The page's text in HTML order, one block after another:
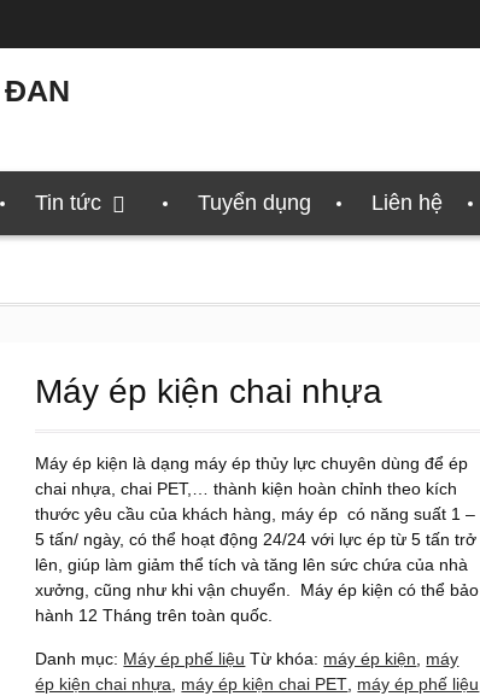
ĐAN
Tin tức Tuyển dụng Liên hệ
Máy ép kiện chai nhựa
Máy ép kiện là dạng máy ép thủy lực chuyên dùng để ép
chai nhựa, chai PET,… thành kiện hoàn chỉnh theo kích
thước yêu cầu của khách hàng, máy ép có năng suất 1 –
5 tấn/ ngày, có thể hoạt động 24/24 với lực ép từ 5 tấn trở
lên, giúp làm giảm thể tích và tăng lên sức chứa của nhà
xưởng, cũng như khi vận chuyển. Máy ép kiện có thể bảo
hành 12 Tháng trên toàn quốc.
Danh mục: Máy ép phế liệu Từ khóa: máy ép kiện
máy
ép kiện chai nhựa
máy ép kiện chai PET máy ép phế liệu